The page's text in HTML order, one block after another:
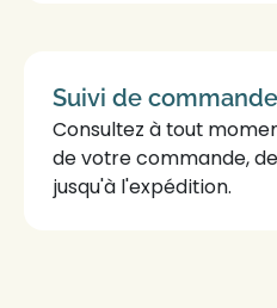
Suivi de commande
Consultez à tout
de votrecommande,
jusqu'à l'expédition.